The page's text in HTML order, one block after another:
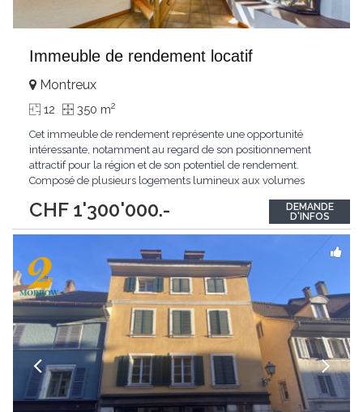
Immeuble de rendement locatif
CHF 1'300'000.-
Montreux
12 350 m2
Cet immeuble de rendement représente une opportunité
intéressante, notamment au regard de son positionnement
attractif pour la région et de son potentiel de rendement.
Composé de plusieurs logements lumineux aux volumes
agencement fonctionnel et de places de parc. Son profil en fait
un actif pertinent pour un investisseur souhaitant...
DEMANDE
D'INFOS